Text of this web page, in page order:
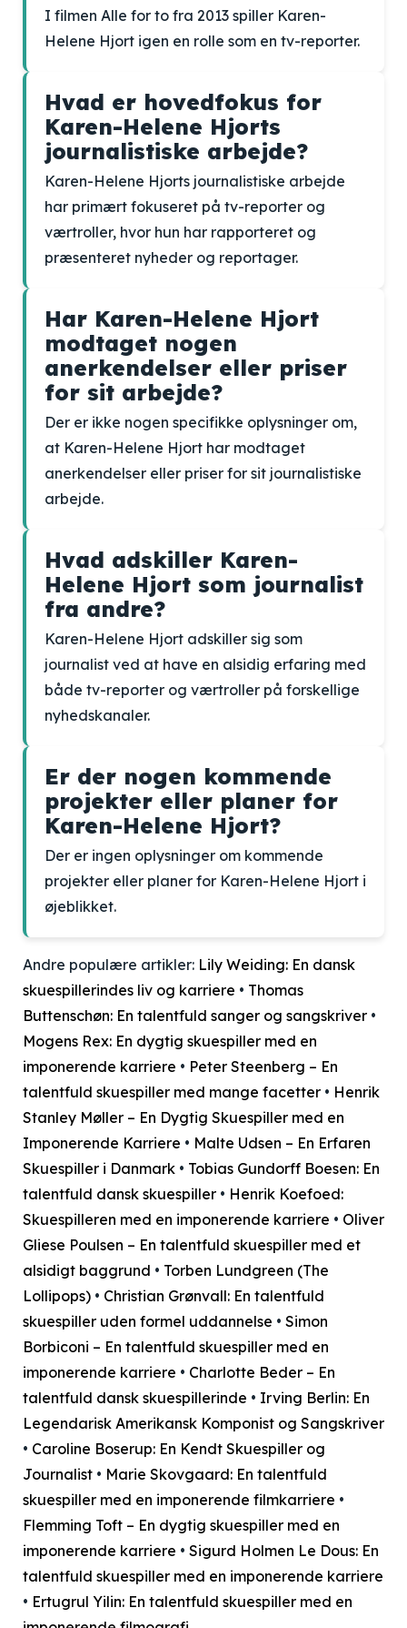
I filmen Alle for to fra 2013 spiller Karen-
Helene Hjort igen en rolle som en tv-reporter.
Hvad er hovedfokus for
Karen-Helene Hjorts
journalistiske arbejde?
Karen-Helene Hjorts journalistiske arbejde
har primært fokuseret på tv-reporter og
værtroller, hvor hun har rapporteret og
præsenteret nyheder og reportager.
Har Karen-Helene Hjort
modtaget nogen
anerkendelser eller priser
for sit arbejde?
Der er ikke nogen specifikke oplysninger om,
at Karen-Helene Hjort har modtaget
anerkendelser eller priser for sit journalistiske
arbejde.
Hvad adskiller Karen-
Helene Hjort som journalist
fra andre?
Karen-Helene Hjort adskiller sig som
journalist ved at have en alsidig erfaring med
både tv-reporter og værtroller på forskellige
nyhedskanaler.
Er der nogen kommende
projekter eller planer for
Karen-Helene Hjort?
Der er ingen oplysninger om kommende
projekter eller planer for Karen-Helene Hjort i
øjeblikket.
Andre populære artikler: Lily Weiding: En dansk
skuespillerindes liv og karriere • Thomas
Buttenschøn: En talentfuld sanger og sangskriver •
Mogens Rex: En dygtig skuespiller med en
imponerende karriere • Peter Steenberg – En
talentfuld skuespiller med mange facetter • Henrik
Stanley Møller – En Dygtig Skuespiller med en
Imponerende Karriere • Malte Udsen – En Erfaren
Skuespiller i Danmark • Tobias Gundorff Boesen: En
talentfuld dansk skuespiller • Henrik Koefoed:
Skuespilleren med en imponerende karriere • Oliver
Gliese Poulsen – En talentfuld skuespiller med et
alsidigt baggrund • Torben Lundgreen (The
Lollipops) • Christian Grønvall: En talentfuld
skuespiller uden formel uddannelse • Simon
Borbiconi – En talentfuld skuespiller med en
imponerende karriere • Charlotte Beder – En
talentfuld dansk skuespillerinde • Irving Berlin: En
Legendarisk Amerikansk Komponist og Sangskriver
• Caroline Boserup: En Kendt Skuespiller og
Journalist • Marie Skovgaard: En talentfuld
skuespiller med en imponerende filmkarriere •
Flemming Toft – En dygtig skuespiller med en
imponerende karriere • Sigurd Holmen Le Dous: En
talentfuld skuespiller med en imponerende karriere
• Ertugrul Yilin: En talentfuld skuespiller med en